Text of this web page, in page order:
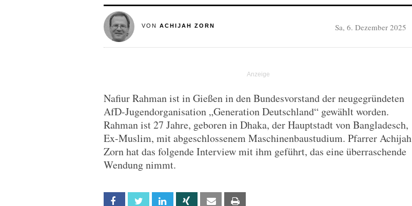
VON ACHIJAH ZORN Sa, 6. Dezember 2025
Nafiur Rahman ist in Gießen in den Bundesvorstand der neugegründeten
AfD-Jugendorganisation „Generation Deutschland“ gewählt worden.
Rahman ist 27 Jahre, geboren in Dhaka, der Hauptstadt von Bangladesch,
Ex-Muslim, mit abgeschlossenem Maschinenbaustudium. Pfarrer Achijah
Zorn hat das folgende Interview mit ihm geführt, das eine überraschende
Wendung nimmt.
Facebook Twitter Linkedin Xing Email